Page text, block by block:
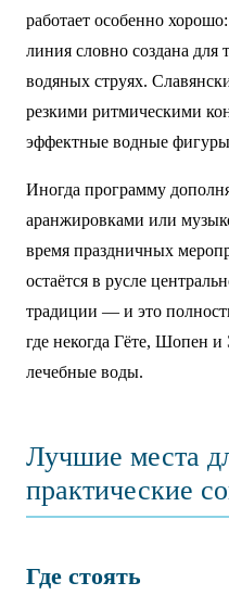
работает особенно
линия словно создана для
водяных струях.
резкими ритмическими
эффектные водные
Иногда программу
аранжировками или
время праздничных
остаётся в русле
традиции — и это
где некогда Гёте, Шопен
лечебные воды.
Лучшие места
практические
Где стоять